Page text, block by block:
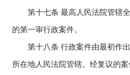
第十七条 最高人民法院管辖
的第一审行政案件。
第十八条 行政案件由最初作
所在地人民法院管辖。经复议的